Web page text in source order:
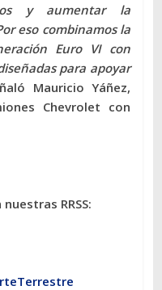
y aumentar la
eso combinamos la
Euro VI con
para apoyar
Mauricio Yáñez,
Chevrolet con
RRSS: